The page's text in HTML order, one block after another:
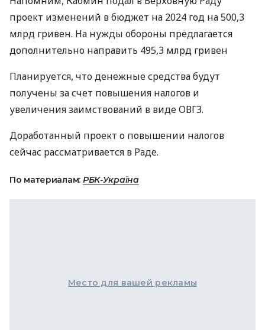
проект изменений в бюджет на 2024 год на 500,3
млрд гривен. На нужды обороны предлагается
дополнительно направить 495,3 млрд гривен
Планируется, что денежные средства будут
получены за счет повышения налогов и
увеличения заимствований в виде ОВГЗ.
Доработанный проект о повышении налогов
сейчас рассматривается в Раде.
По материалам: РБК-Україна
Место для вашей рекламы